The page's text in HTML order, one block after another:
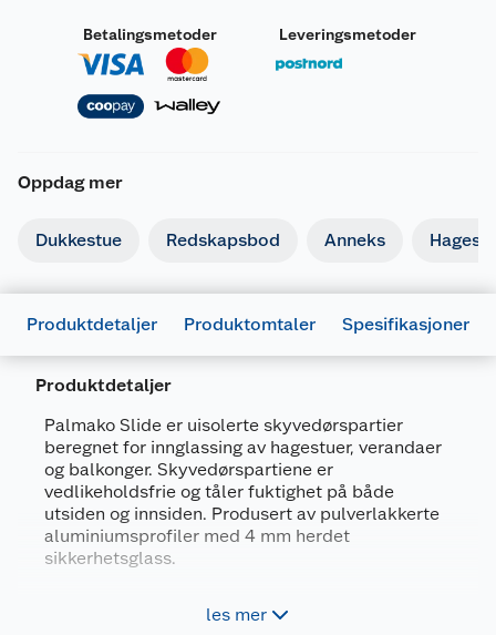
Betalingsmetoder Leveringsmetoder
Oppdag mer
Dukkestue Redskapsbod Anneks
Produktdetaljer Produktomtaler Spesifikasjoner
Produktdetaljer
Palmako Slide er uisolerte skyvedørspartier
beregnet for innglassing av hagestuer, verandaer
og balkonger. Skyvedørspartiene er
vedlikeholdsfrie og tåler fuktighet på både
utsiden og innsiden. Produsert av pulverlakkerte
aluminiumsprofiler med 4 mm herdet
sikkerhetsglass.
les mer
Generelt
Artikkelnummer
4743142029145
Leverandørens artikkelnummer
111790
Størrelse